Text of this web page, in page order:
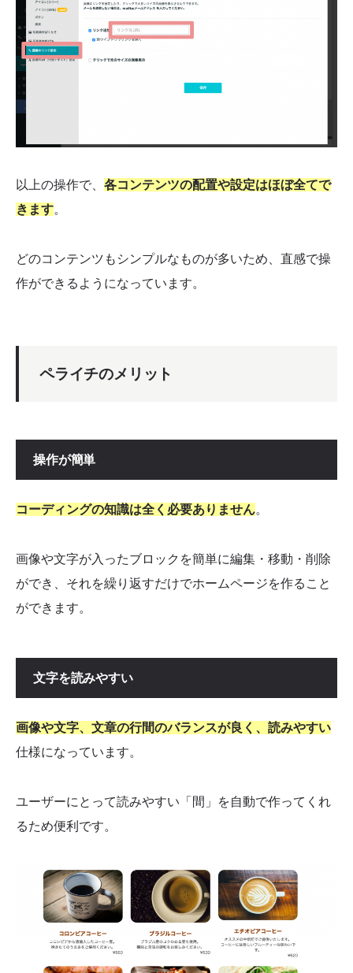
以上の操作で、 各コンテンツの配置や設定はほぼ全てで
きます。
どのコンテンツもシンプルなものが多いため、直感で操
作ができるようになっています。
ペライチのメリット
操作が簡単
コーディングの知識は全く必要ありません。
画像や文字が入ったブロックを簡単に編集・移動・削除
ができ、それを繰り返すだけでホームページを作ること
ができます。
文字を読みやすい
画像や文字、文章の行間のバランスが良く、読みやすい
仕様になっています。
ユーザーにとって読みやすい「間」を自動で作ってくれ
るため便利です。